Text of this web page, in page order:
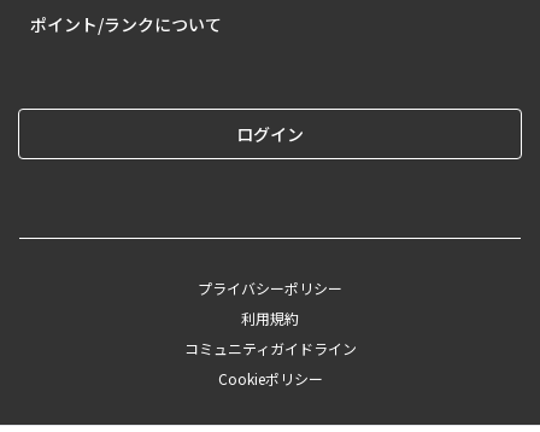
ポイント/ランクについて
ログイン
プライバシーポリシー
利用規約
コミュニティガイドライン
Cookieポリシー